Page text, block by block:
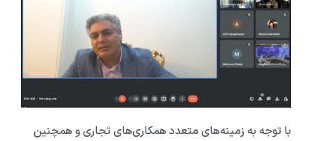
با توجه به زمینه‌های متعدد همکاری‌های تجاری و همچنین